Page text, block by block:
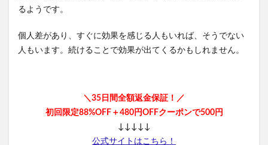
るようです。
個人差があり、すぐに効果を感じる人もいれば、そうでない
人もいます。続けることで効果が出てくるかもしれません。
＼35日間全額返金保証！／
初回限定88%OFF＋480円OFFクーポンで500円
↓↓↓↓↓
公式サイトはこちら！